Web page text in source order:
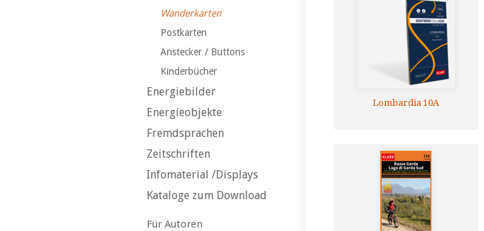
Wanderkarten
Postkarten
Anstecker / Buttons
Kinderbücher
Energiebilder
Energieobjekte
Fremdsprachen
Zeitschriften
Infomaterial /Displays
Kataloge zum Download
Für Autoren
Lombardia 10A